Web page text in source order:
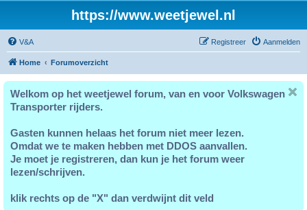
https://www.weetjewel.nl
V&A Aanmelden
Registreer
Home Forumoverzicht
Welkom op het weetjewel forum, van en voor Volkswagen
Transporter rijders.
Gasten kunnen helaas het forum niet meer lezen.
Omdat we te maken hebben met DDOS aanvallen.
Je moet je registreren, dan kun je het forum weer
lezen/schrijven.
klik rechts op de "X" dan verdwijnt dit veld